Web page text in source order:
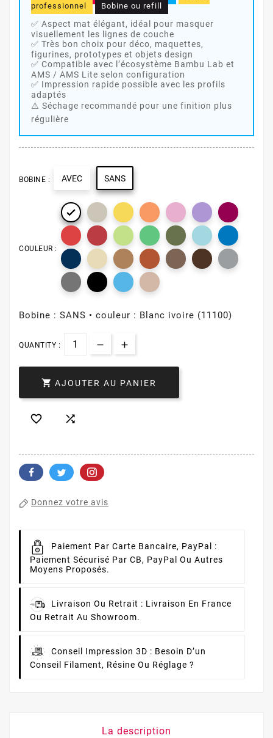
professionnel
Bobine ou refill
✅ Aspect mat élégant, idéal pour masquer
visuellement les lignes de couche
✅ Très bon choix pour déco, maquettes,
figurines, prototypes et objets design
✅ Compatible avec l’écosystème Bambu Lab et
AMS / AMS Lite selon configuration
✅ Impression rapide possible avec les profils
adaptés
⚠️ Séchage recommandé pour une finition plus
régulière
BOBINE : AVEC SANS
COULEUR :

Bobine : SANS • couleur : Blanc ivoire (11100)
QUANTITY :
 AJOUTER AU PANIER
 
Donnez votre avis
Paiement Par Carte Bancaire, PayPal :
Paiement Sécurisé Par CB, PayPal Ou Autres
Moyens Proposés.
Livraison Ou Retrait : Livraison En France
Ou Retrait Au Showroom.
Conseil Impression 3D : Besoin D’un
Conseil Filament, Résine Ou Réglage ?
La description